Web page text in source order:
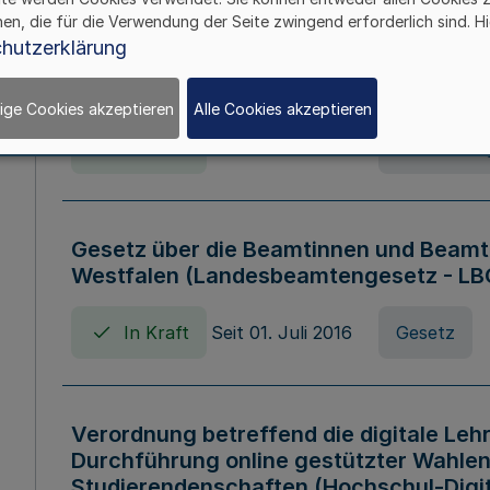
Verordnung über die
Nordrhein-Westfalen
Gesetz über die Beamtinnen und
Westfalen (Landesbeamtengesetz -
In Kraft Seit 01. Juli 2016 Gesetz
Verordnung betreffend die digitale
Durchführung online gestützter
die für die Verwendung der Seite zwingend erforderlich sind.
Cookies akzeptieren Alle Cookies akzeptieren